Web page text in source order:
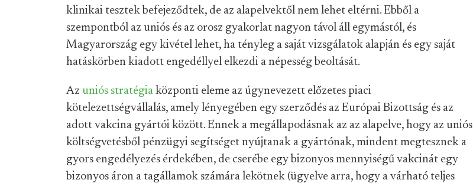
klinikai tesztek befejeződtek, de az alapelvektől nem lehet eltérni. Ebből a
szempontból az uniós és az orosz gyakorlat nagyon távol áll egymástól, és
Magyarország egy kivétel lehet, ha tényleg a saját vizsgálatok alapján és egy saját
hatáskörben kiadott engedéllyel elkezdi a népesség beoltását.
Az uniós stratégia központi eleme az úgynevezett előzetes piaci
kötelezettségvállalás, amely lényegében egy szerződés az Európai Bizottság és az
adott vakcina gyártói között. Ennek a megállapodásnak az az alapelve, hogy az uniós
költségvetésből pénzügyi segítséget nyújtanak a gyártónak, mindent megtesznek a
gyors engedélyezés érdekében, de cserébe egy bizonyos mennyiségű vakcinát egy
bizonyos áron a tagállamok számára lekötnek (ügyelve arra, hogy a várható teljes